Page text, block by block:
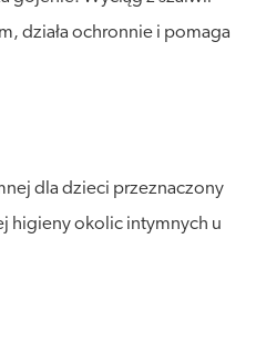
działa ochronnie i pomaga
dla dzieci przeznaczony
higieny okolic intymnych u